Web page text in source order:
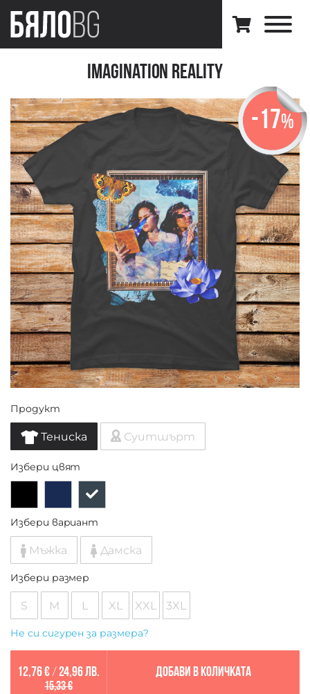
Imagination Reality
-17%
Продукт
Тениска Суитшърт
Избери цвят
Избери вариант
Мъжка Дамска
Избери размер
S M L XL XXL 3XL
Не си сигурен за размера?
12,76 €/ 24,96 лв.
15,33 €
Добави в количката